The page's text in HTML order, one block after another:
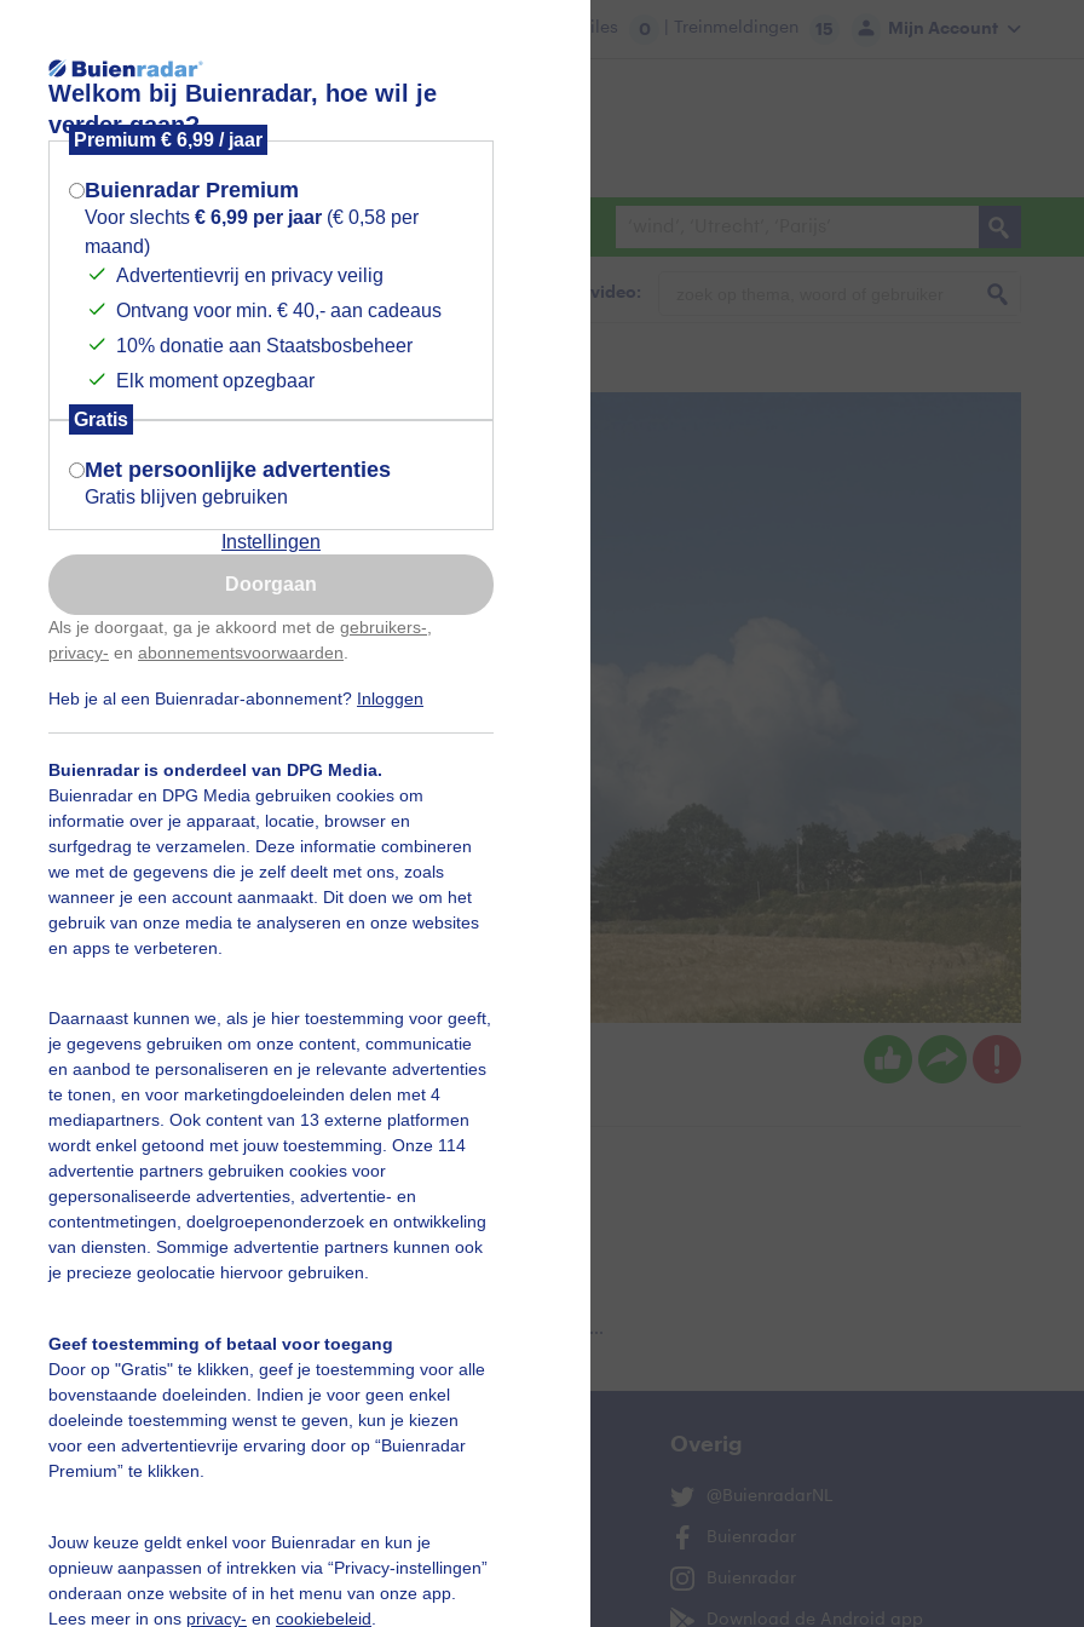
Welkom bij Buienradar, hoe wil je
verder gaan?
Premium € 6,99 / jaar
Buienradar Premium
Voor slechts € 6,99 per jaar (€ 0,58 per
maand)
Advertentievrij en privacy veilig
Ontvang voor min. € 40,- aan cadeaus
10% donatie aan Staatsbosbeheer
Elk moment opzegbaar
Gratis
Met persoonlijke advertenties
Gratis blijven gebruiken
Instellingen
Doorgaan
Als je doorgaat, ga je akkoord met de gebruikers-
privacy- en abonnementsvoorwaarden
Heb je al een Buienradar-abonnement? Inloggen
Buienradar is onderdeel van DPG Media.
Buienradar en DPG Media gebruiken cookies om
informatie over je apparaat, locatie, browser en
surfgedrag te verzamelen. Deze informatie combineren
we met de gegevens die je zelf deelt met ons, zoals
wanneer je een account aanmaakt. Dit doen we om het
gebruik van onze media te analyseren en onze websites
en apps te verbeteren.
Daarnaast kunnen we, als je hier toestemming voor geeft,
je gegevens gebruiken om onze content, communicatie
en aanbod te personaliseren en je relevante advertenties
te tonen, en voor marketingdoeleinden delen met 4
mediapartners. Ook content van 13 externe platformen
wordt enkel getoond met jouw toestemming. Onze 114
advertentie partners gebruiken cookies voor
gepersonaliseerde advertenties, advertentie- en
contentmetingen, doelgroepenonderzoek en ontwikkeling
van diensten. Sommige advertentie partners kunnen ook
je precieze geolocatie hiervoor gebruiken.
Geef toestemming of betaal voor toegang
Door op "Gratis" te klikken, geef je toestemming voor alle
bovenstaande doeleinden. Indien je voor geen enkel
doeleinde toestemming wenst te geven, kun je kiezen
voor een advertentievrije ervaring door op “Buienradar
Premium” te klikken.
Jouw keuze geldt enkel voor Buienradar en kun je
opnieuw aanpassen of intrekken via “Privacy-instellingen”
onderaan onze website of in het menu van onze app.
Lees meer in ons privacy- en cookiebeleid
Mijn Account
Files 0 | Treinmeldingen 15
Foto en video Weerzine
Zoeken in foto & video:
Adri Joosse Gemaakt: 14-06-2026, 33x bekeken
slideshow
vragen
Mijn weer Overig
@BuienradarNL
Buienradar
Buienradar
Download de Android app
Mogen we je locatie gebruiken voor
het weer?
Indien je hier nog geen akkoord op hebt
gegeven, verschijnt er zo een pop-up uit
je browser waarin deze toestemming
gevraagd wordt.
Is goed, toon de popup
Nu niet, misschien later
Gebruik je Safari en wil je niet elke dag deze pop-up
Klikhierom dit aan te passen